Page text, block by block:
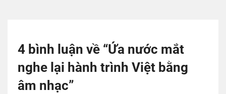
4 bình luận về “Ứa nước mắt
nghe lại hành trình Việt bằng
âm nhạc”